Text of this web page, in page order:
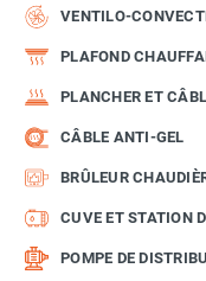
VENTILO-
PLAFOND
PLANCHER ET
CÂBLE ANTI-GEL
BRÛLEUR
CUVE ET STATION
POMPE DE